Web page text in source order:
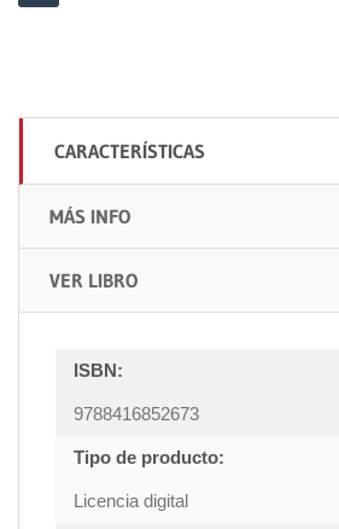
CARACTERÍSTICAS
MÁS INFO
VER LIBRO
ISBN:
9788416852673
Tipo de producto:
Licencia digital